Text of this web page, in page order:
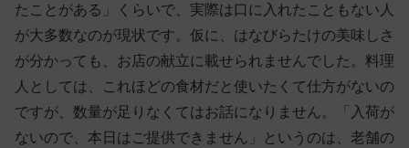
たことがある」くらいで、実際は口に入れたこともない人
が大多数なのが現状です。仮に、はなびらたけの美味しさ
が分かっても、お店の献立に載せられませんでした。料理
人としては、これほどの食材だと使いたくて仕方がないの
ですが、数量が足りなくてはお話になりません。「入荷が
ないので、本日はご提供できません」というのは、老舗の